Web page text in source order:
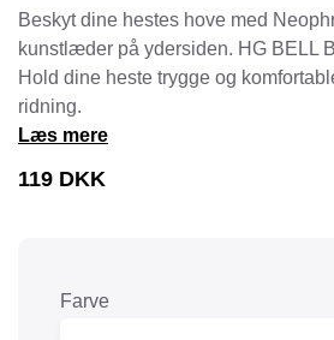
Beskyt dine hestes hove med
kunstlæder på ydersiden. HG BELL
Hold dine heste trygge og
ridning.
Læs mere
119 DKK
Farve